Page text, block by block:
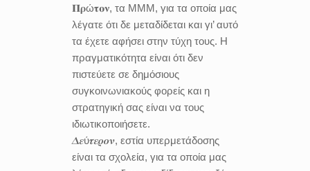
𝚷𝛒ώ𝛕𝛐𝛎, τα ΜΜΜ, για τα οποία μας
λέγατε ότι δε μεταδίδεται και γι’ αυτό
τα έχετε αφήσει στην τύχη τους. Η
πραγματικότητα είναι ότι δεν
πιστεύετε σε δημόσιους
συγκοινωνιακούς φορείς και η
στρατηγική σας είναι να τους
ιδιωτικοποιήσετε.
𝜟𝜺ύ𝝉𝜺𝝆𝝄𝝂, εστία υπερμετάδοσης
είναι τα σχολεία, για τα οποία μας